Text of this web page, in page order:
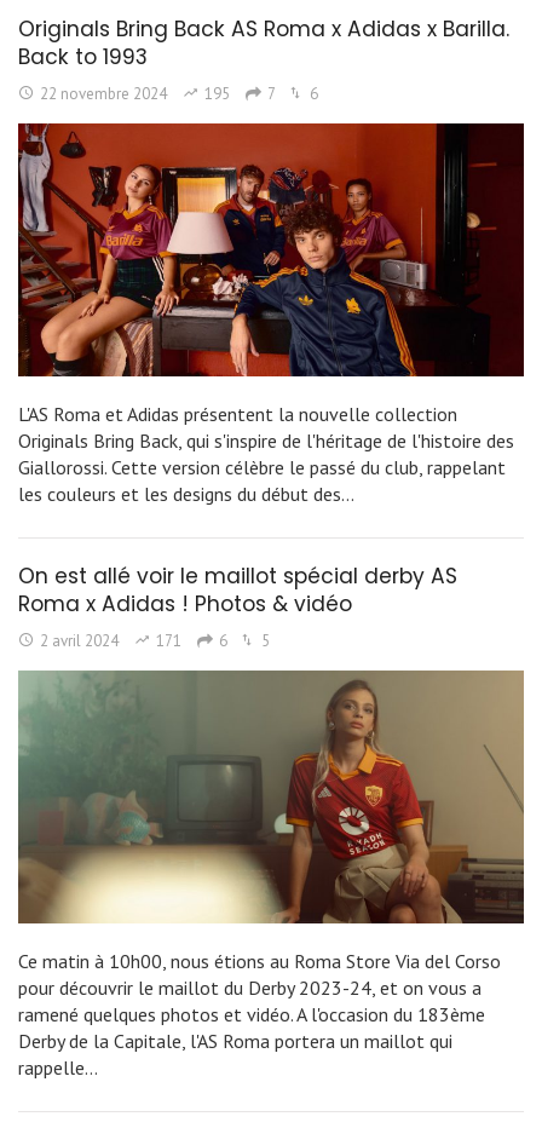
Originals Bring Back AS Roma x Adidas x Barilla.
Back to 1993
22 novembre 2024 195 7 6
L'AS Roma et Adidas présentent la nouvelle collection
Originals Bring Back, qui s'inspire de l'héritage de l'histoire des
Giallorossi. Cette version célèbre le passé du club, rappelant
les couleurs et les designs du début des…
On est allé voir le maillot spécial derby AS
Roma x Adidas ! Photos & vidéo
2 avril 2024 171 6 5
Ce matin à 10h00, nous étions au Roma Store Via del Corso
pour découvrir le maillot du Derby 2023-24, et on vous a
ramené quelques photos et vidéo. A l'occasion du 183ème
Derby de la Capitale, l'AS Roma portera un maillot qui
rappelle…